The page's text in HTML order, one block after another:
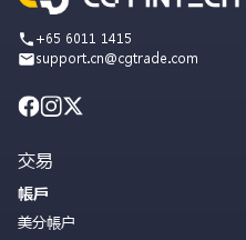
+65 6011 1415
support.cn@cgtrade.com
交易
帳戶
美分帳户